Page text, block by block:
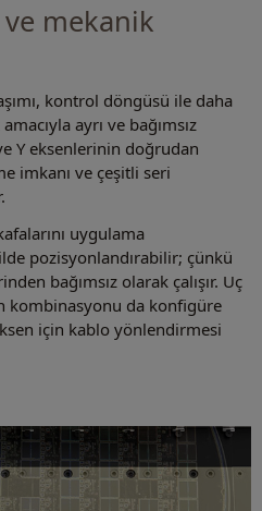
mekanik
kontrol döngüsü ile daha
ayrı ve bağımsız
Y eksenlerinin doğrudan
imkanı ve çeşitli seri
uygulama
pozisyonlandırabilir; çünkü
bağımsız olarak çalışır. Uç
kombinasyonu da konfigüre
için kablo yönlendirmesi